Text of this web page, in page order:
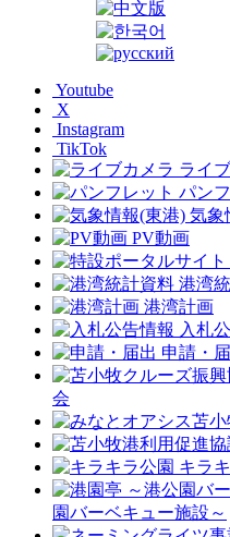
Youtube
X
Instagram
TikTok
ライ
パン
気象
PV動画
港湾
港湾計画
入札
申請・
会
キラ
園バーベキュー施設～